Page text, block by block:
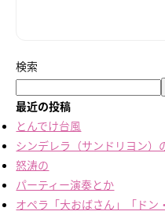
検索
最近の投稿
とんでけ台風
シンデレラ（サンドリヨン）
怒涛の
パーティー演奏とか
オペラ「大おばさん」「ドン